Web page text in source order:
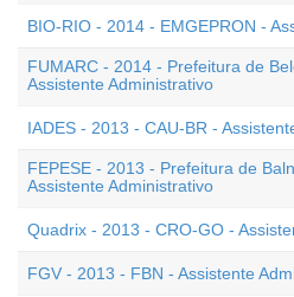
BIO-RIO - 2014 - EMGEPRON -
FUMARC - 2014 - Prefeitura de
Assistente Administrativo
IADES - 2013 - CAU-BR -
FEPESE - 2013 - Prefeitura de
Assistente Administrativo
Quadrix - 2013 - CRO-GO -
FGV - 2013 - FBN - Assistente